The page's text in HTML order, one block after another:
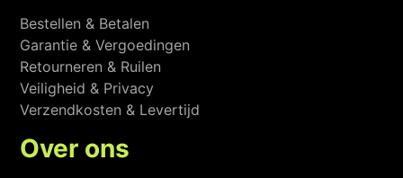
Bestellen & Betalen
Garantie & Vergoedingen
Retourneren & Ruilen
Veiligheid & Privacy
Verzendkosten & Levertijd
Over ons